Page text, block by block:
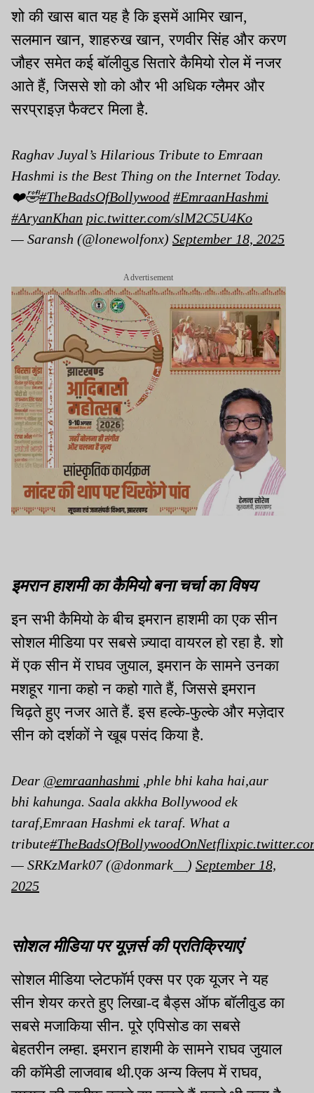
शो की खास बात यह है कि इसमें आमिर खान,
सलमान खान, शाहरुख खान, रणवीर सिंह और करण
जौहर समेत कई बॉलीवुड सितारे कैमियो रोल में नजर
आते हैं, जिससे शो को और भी अधिक ग्लैमर और
सरप्राइज़ फैक्टर मिला है.
Raghav Juyal’s Hilarious Tribute to Emraan
Hashmi is the Best Thing on the Internet Today.
❤️🤣#TheBadsOfBollywood #EmraanHashmi
#AryanKhan pic.twitter.com/slM2C5U4Ko
— Saransh (@lonewolfonx) September 18, 2025
Advertisement
इमरान हाशमी का कैमियो बना चर्चा का विषय
इन सभी कैमियो के बीच इमरान हाशमी का एक सीन
सोशल मीडिया पर सबसे ज़्यादा वायरल हो रहा है. शो
में एक सीन में राघव जुयाल, इमरान के सामने उनका
मशहूर गाना कहो न कहो गाते हैं, जिससे इमरान
चिढ़ते हुए नजर आते हैं. इस हल्के-फुल्के और मज़ेदार
सीन को दर्शकों ने खूब पसंद किया है.
Dear @emraanhashmi ,phle bhi kaha hai,aur
bhi kahunga. Saala akkha Bollywood ek
taraf,Emraan Hashmi ek taraf. What a
tribute#TheBadsOfBollywoodOnNetflix
— SRKzMark07 (@donmark__) September 18,
2025
सोशल मीडिया पर यूज़र्स की प्रतिक्रियाएं
सोशल मीडिया प्लेटफॉर्म एक्स पर एक यूजर ने यह
सीन शेयर करते हुए लिखा-द बैड्स ऑफ बॉलीवुड का
सबसे मजाकिया सीन. पूरे एपिसोड का सबसे
बेहतरीन लम्हा. इमरान हाशमी के सामने राघव जुयाल
की कॉमेडी लाजवाब थी.एक अन्य क्लिप में राघव,